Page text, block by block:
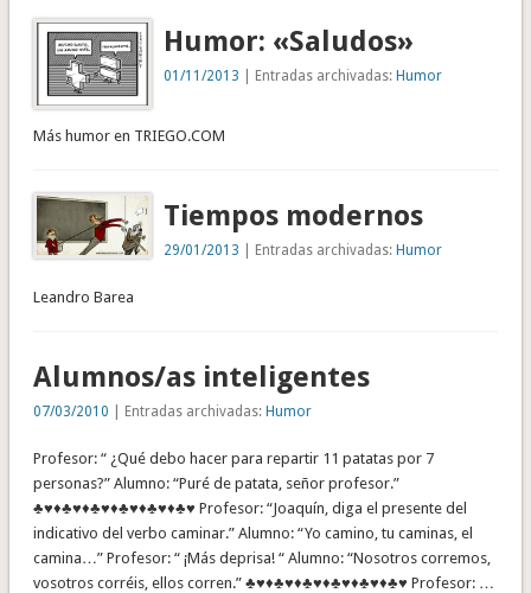
Humor: «Saludos»
01/11/2013 | Entradas archivadas:Humor
Más humor en TRIEGO.COM
Tiempos modernos
29/01/2013 | Entradas archivadas:Humor
Leandro Barea
Alumnos/as inteligentes
07/03/2010 | Entradas archivadas: Humor
Profesor: “ ¿Qué debo hacer para repartir 11 patatas por 7
personas?” Alumno: “Puré de patata, señor profesor.”
♣♥♦♣♥♦♣♥♦♣♥♦♣♥♦♣♥ Profesor: “Joaquín, diga el presente del
indicativo del verbo caminar.” Alumno: “Yo camino, tu caminas, el
camina…” Profesor: “ ¡Más deprisa! “ Alumno: “Nosotros corremos,
vosotros corréis, ellos corren.” ♣♥♦♣♥♦♣♥♦♣♥♦♣♥♦♣♥ Profesor: …